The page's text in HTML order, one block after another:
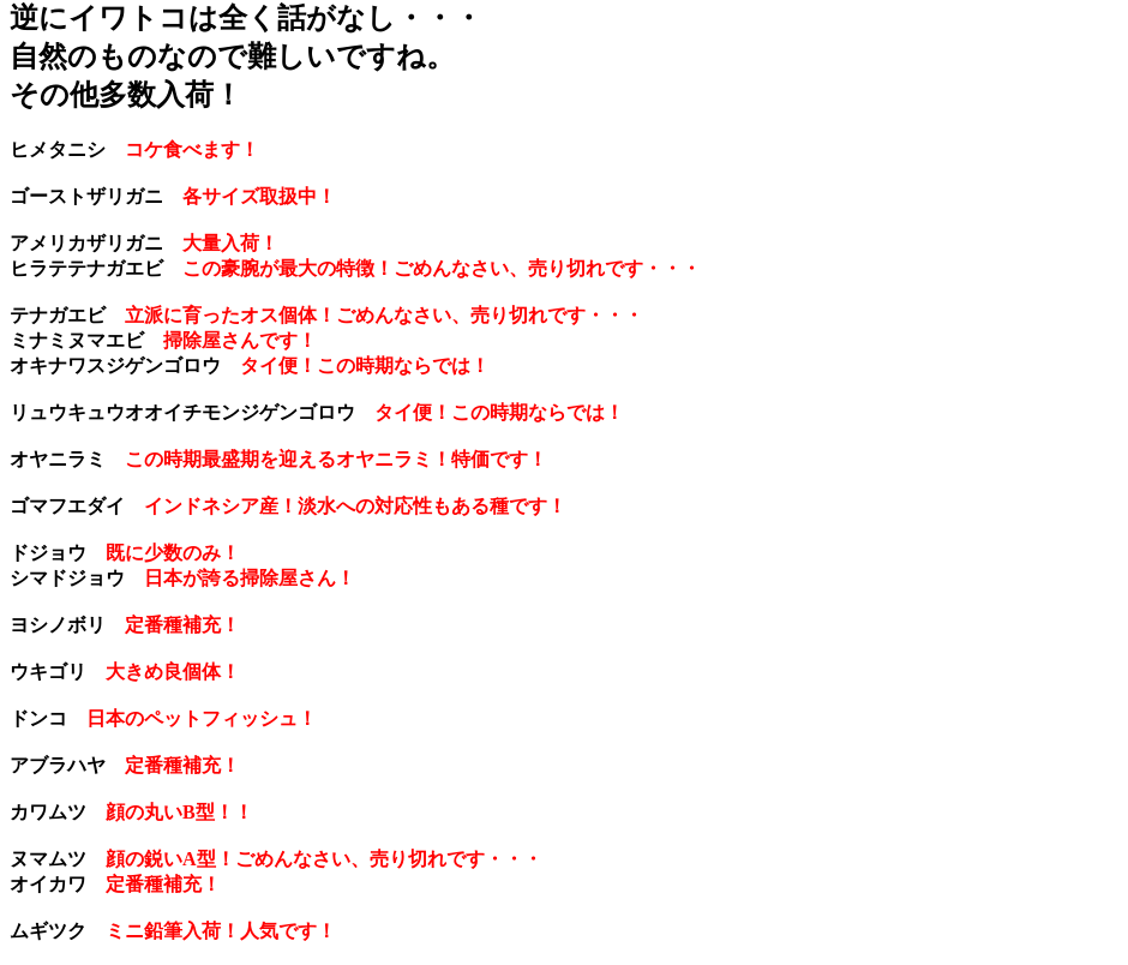
逆にイワトコは全く話がなし・・・
自然のものなので難しいですね。
その他多数入荷！
ヒメタニシ コケ食べます！
ゴーストザリガニ 各サイズ取扱中！
アメリカザリガニ 大量入荷！
ヒラテテナガエビ この豪腕が最大の特徴！ごめんなさい、売り切れです・・・
テナガエビ 立派に育ったオス個体！ごめんなさい、売り切れです・・・
ミナミヌマエビ掃除屋さんです！
オキナワスジゲンゴロウ タイ便！この時期ならでは！
リュウキュウオオイチモンジゲンゴロウ タイ便！この時期ならでは！
オヤニラミ この時期最盛期を迎えるオヤニラミ！特価です！
ゴマフエダイ インドネシア産！淡水への対応性もある種です！
ドジョウ 既に少数のみ！
シマドジョウ
日本が誇る掃除屋さん！
ヨシノボリ 定番種補充！
ウキゴリ 大きめ良個体！
ドンコ 日本のペットフィッシュ！
アブラハヤ 定番種補充！
カワムツ 顔の丸いB型！！
ヌマムツ 顔の鋭いA型！ごめんなさい、売り切れです・・・
オイカワ 定番種補充！
ムギツク ミニ鉛筆入荷！人気です！